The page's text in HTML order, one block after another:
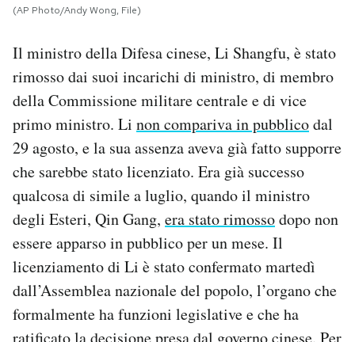
CALENDARIO
AREA PERSONALE
Area Personale
Newsletter
Notifiche mobile
Regala il Post
Hai bisogno di aiuto?
(AP Photo/Andy Wong, File)
Il ministro della Difesa cinese, Li Shangfu, è stato
rimosso dai suoi incarichi di ministro, di membro
della Commissione militare centrale e di vice
primo ministro. Li non compariva in pubblicodal
29 agosto, e la sua assenza aveva già fatto supporre
che sarebbe stato licenziato. Era già successo
qualcosa di simile a luglio, quando il ministro
degli Esteri, Qin Gang, era stato rimossodopo non
essere apparso in pubblico per un mese. Il
licenziamento di Li è stato confermato martedì
dall’Assemblea nazionale del popolo, l’organo che
formalmente ha funzioni legislative e che ha
ratificato la decisione presa dal governo cinese. Per